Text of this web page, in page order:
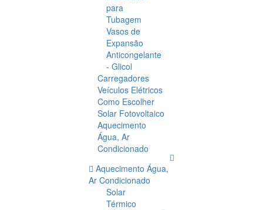
para
Tubagem
Vasos de
Expansão
Anticongelante
- Glicol
Carregadores
Veículos Elétricos
Como Escolher
Solar Fotovoltaico
Aquecimento
Água, Ar
Condicionado
Aquecimento Água,
Ar Condicionado
Solar
Térmico